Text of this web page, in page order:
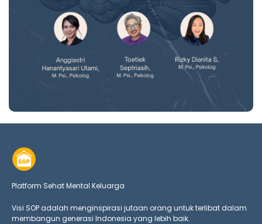
Platform Sehat Mental Keluarga
Visi SOP adalah menginspirasi jutaan orang untuk terlibat dalam
membangun generasi Indonesia yang lebih baik.